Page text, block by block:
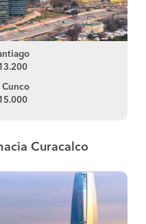
Cunco
Curacalco